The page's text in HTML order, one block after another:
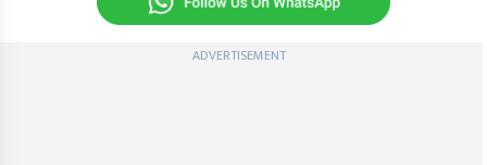
ADVERTISEMENT